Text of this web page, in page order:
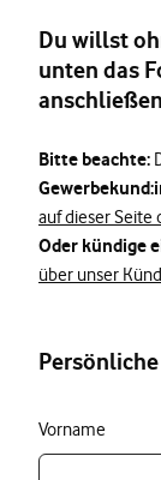
Du willst
unten das
Bitte beachte:
auf dieser Seite
Oder kündige
über unser
Vorname